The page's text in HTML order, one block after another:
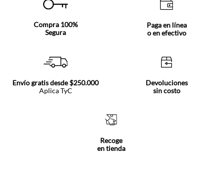
Compra 100%
Segura
Paga en línea
o en efectivo
Envío gratis desde $250.000
Aplica TyC
Devoluciones
sin costo
Recoge
en tienda